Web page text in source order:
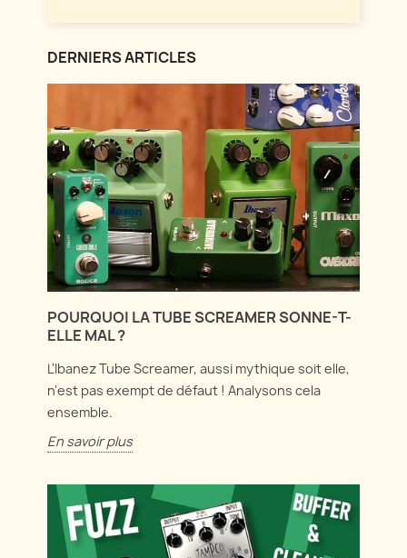
DERNIERS ARTICLES
POURQUOI LA TUBE SCREAMER SONNE-T-
ELLE MAL ?
L'Ibanez Tube Screamer, aussi mythique soit elle,
n'est pas exempt de défaut ! Analysons cela
ensemble.
En savoir plus